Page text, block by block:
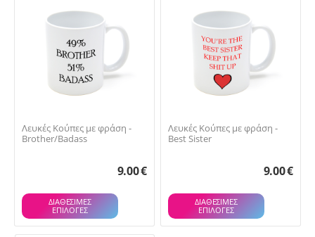
Λευκές Κούπες με φράση -
Brother/Badass
9.00€
ΔΙΑΘΕΣΙΜΕΣ
ΕΠΙΛΟΓΈΣ
Λευκές Κούπες με φράση -
Best Sister
9.00€
ΔΙΑΘΕΣΙΜΕΣ
ΕΠΙΛΟΓΈΣ